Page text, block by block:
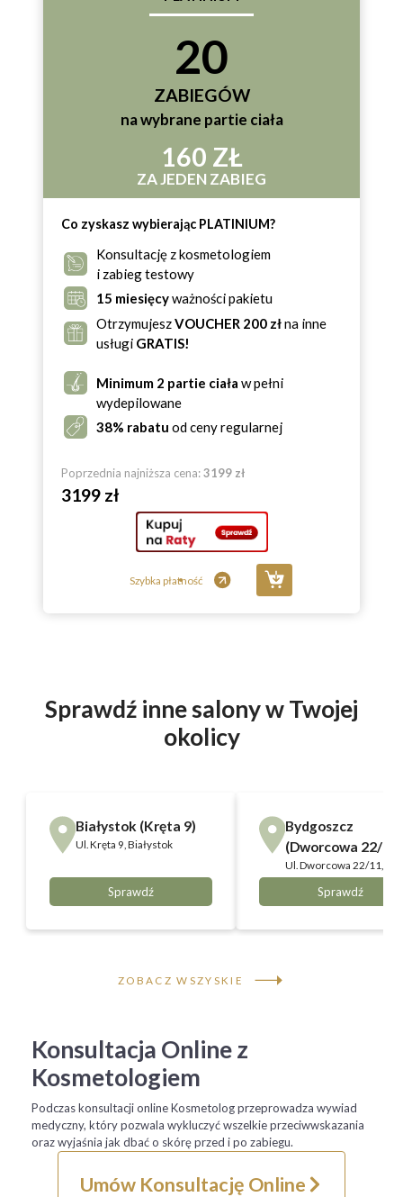
20
ZABIEGÓW
na wybrane partie ciała
160 ZŁ
ZA JEDEN ZABIEG
Co zyskasz wybierając PLATINIUM?
Konsultację z kosmetologiem
i zabieg testowy
15 miesięcyważności pakietu
OtrzymujeszVOUCHER 200 złna inne
usługi GRATIS!
Minimum 2 partie ciała w pełni
wydepilowane
38% rabatu od ceny regularnej
Poprzednia najniższa cena:3199 zł
3199 zł
Szybka płatność
Sprawdź inne salony w Twojej
okolicy
Białystok (Kręta 9)
Ul. Kręta 9, Białystok
Sprawdź
Bydgoszcz
(Dworcowa 22/11)
Ul. Dworcowa 22/11,
Bydgoszcz
Sprawdź
ZOBACZ WSZYSKIE
Konsultacja Online z
Kosmetologiem
Podczas konsultacji online Kosmetolog przeprowadza wywiad
medyczny, który pozwala wykluczyć wszelkie przeciwwskazania
oraz wyjaśnia jak dbać o skórę przed i po zabiegu.
Umów Konsultację Online